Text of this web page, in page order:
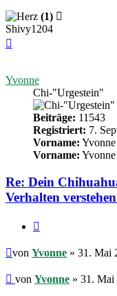
(1)
Shivy1204
Yvonne
Chi-"Urgestein"
Beiträge: 11543
Registriert: 7.
Vorname: Yvonne
Vorname: Yvonne
Re: Dein
Verhalten
Beitrag
von Yvonne » 31. Mai
Beitrag
von Yvonne » 31. Mai